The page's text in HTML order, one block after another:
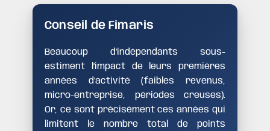
Conseil de Fimaris
Beaucoup d’indépendants sous-
estiment l’impact de leurs premières
années d’activité (faibles revenus,
micro-entreprise, périodes creuses).
Or, ce sont précisément ces années qui
limitent le nombre total de points